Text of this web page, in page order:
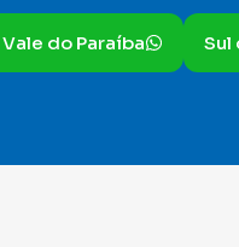
Vale do Paraíba Sul